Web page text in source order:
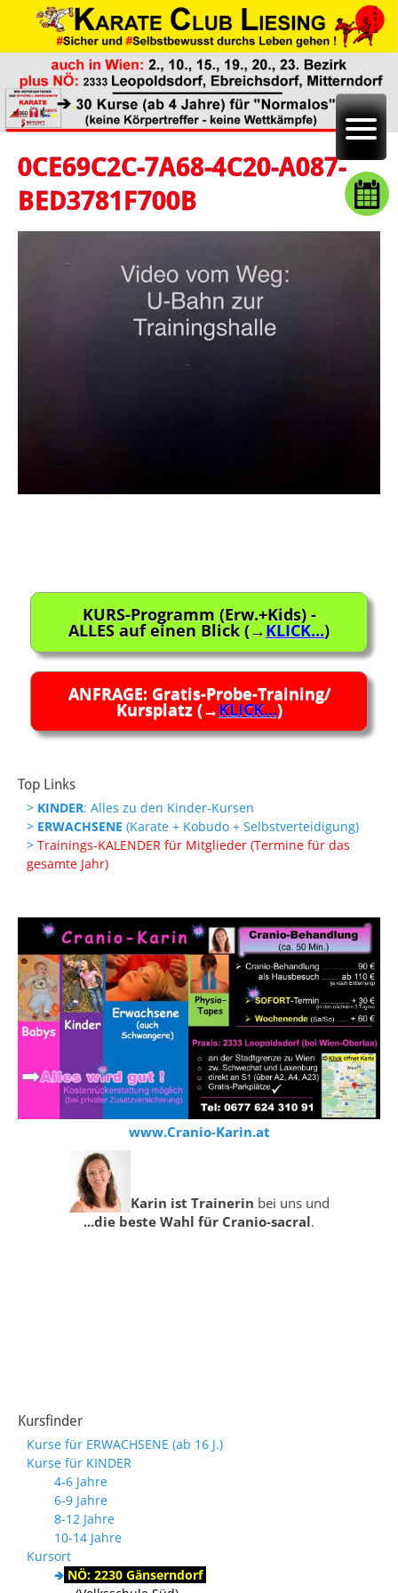
0CE69C2C-7A68-4C20-A087-
BED3781F700B
KURS-Programm (Erw.+Kids) -
ALLES auf einen Blick (→KLICK...)
ANFRAGE: Gratis-Probe-Training/
Kursplatz (→KLICK...)
Top Links
> KINDER: Alles zu den Kinder-Kursen
> ERWACHSENE (Karate + Kobudo + Selbstverteidigung)
> Trainings-KALENDER für Mitglieder (Termine für das
gesamte Jahr)
www.Cranio-Karin.at
Karin ist Trainerin bei uns und
...die beste Wahl für Cranio-sacral.
Kursfinder
Kurse für ERWACHSENE (ab 16 J.)
Kurse für KINDER
4-6 Jahre
6-9 Jahre
8-12 Jahre
10-14 Jahre
Kursort
🢂 NÖ: 2230 Gänserndorf